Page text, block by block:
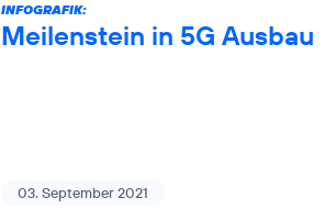
INFOGRAFIK:
Meilenstein in 5G Ausbau
03. September 2021